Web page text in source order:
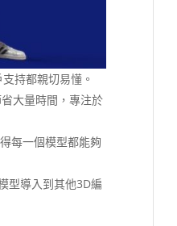
持都親切易懂。
大量時間，專注於
每一個模型都能夠
型導入到其他3D編